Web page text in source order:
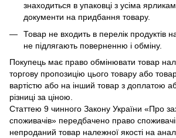
знаходиться в упаковці з усіма
документи на придбання товару.
Товар не входить в перелік продуктів
не підлягають поверненню і обміну.
Покупець має право обмінювати товар
торгову пропозицію цього товару або
вартістю або на інший товар з доплатою
різниці за ціною.
Статтею 9 чинного Закону України «Про
споживачів» передбачено право
непроданий товар належної якості на